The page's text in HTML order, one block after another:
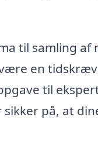
til samling
en
til
på, at